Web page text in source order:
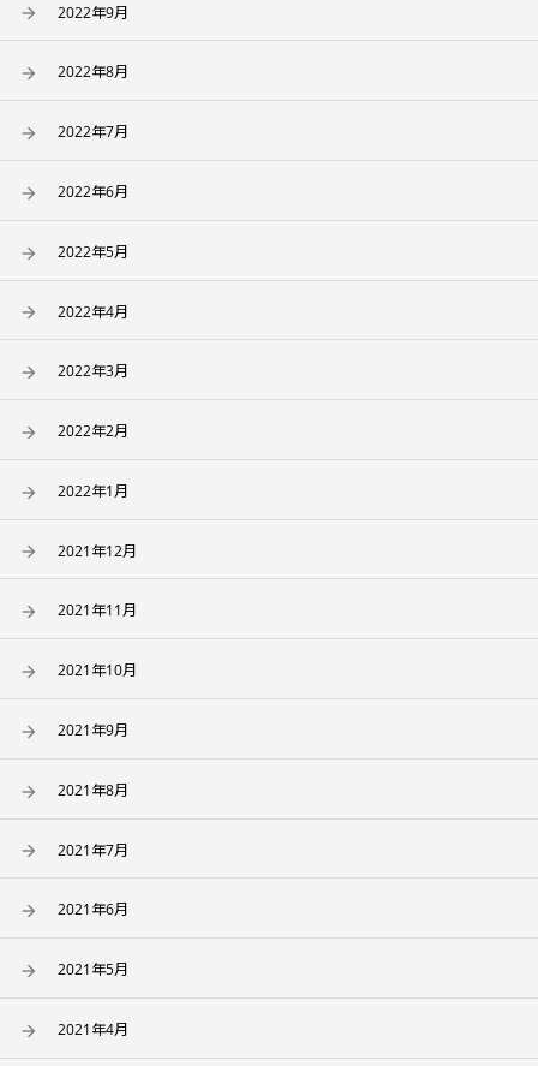
2022年9月
2022年8月
2022年7月
2022年6月
2022年5月
2022年4月
2022年3月
2022年2月
2022年1月
2021年12月
2021年11月
2021年10月
2021年9月
2021年8月
2021年7月
2021年6月
2021年5月
2021年4月